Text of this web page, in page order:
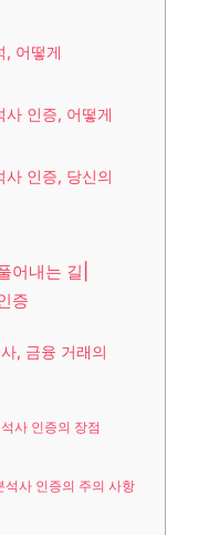
, 어떻게
사 인증, 어떻게
사 인증, 당신의
어내는 길|
증
, 금융 거래의
사 인증의 장점
석사 인증의 주의 사항